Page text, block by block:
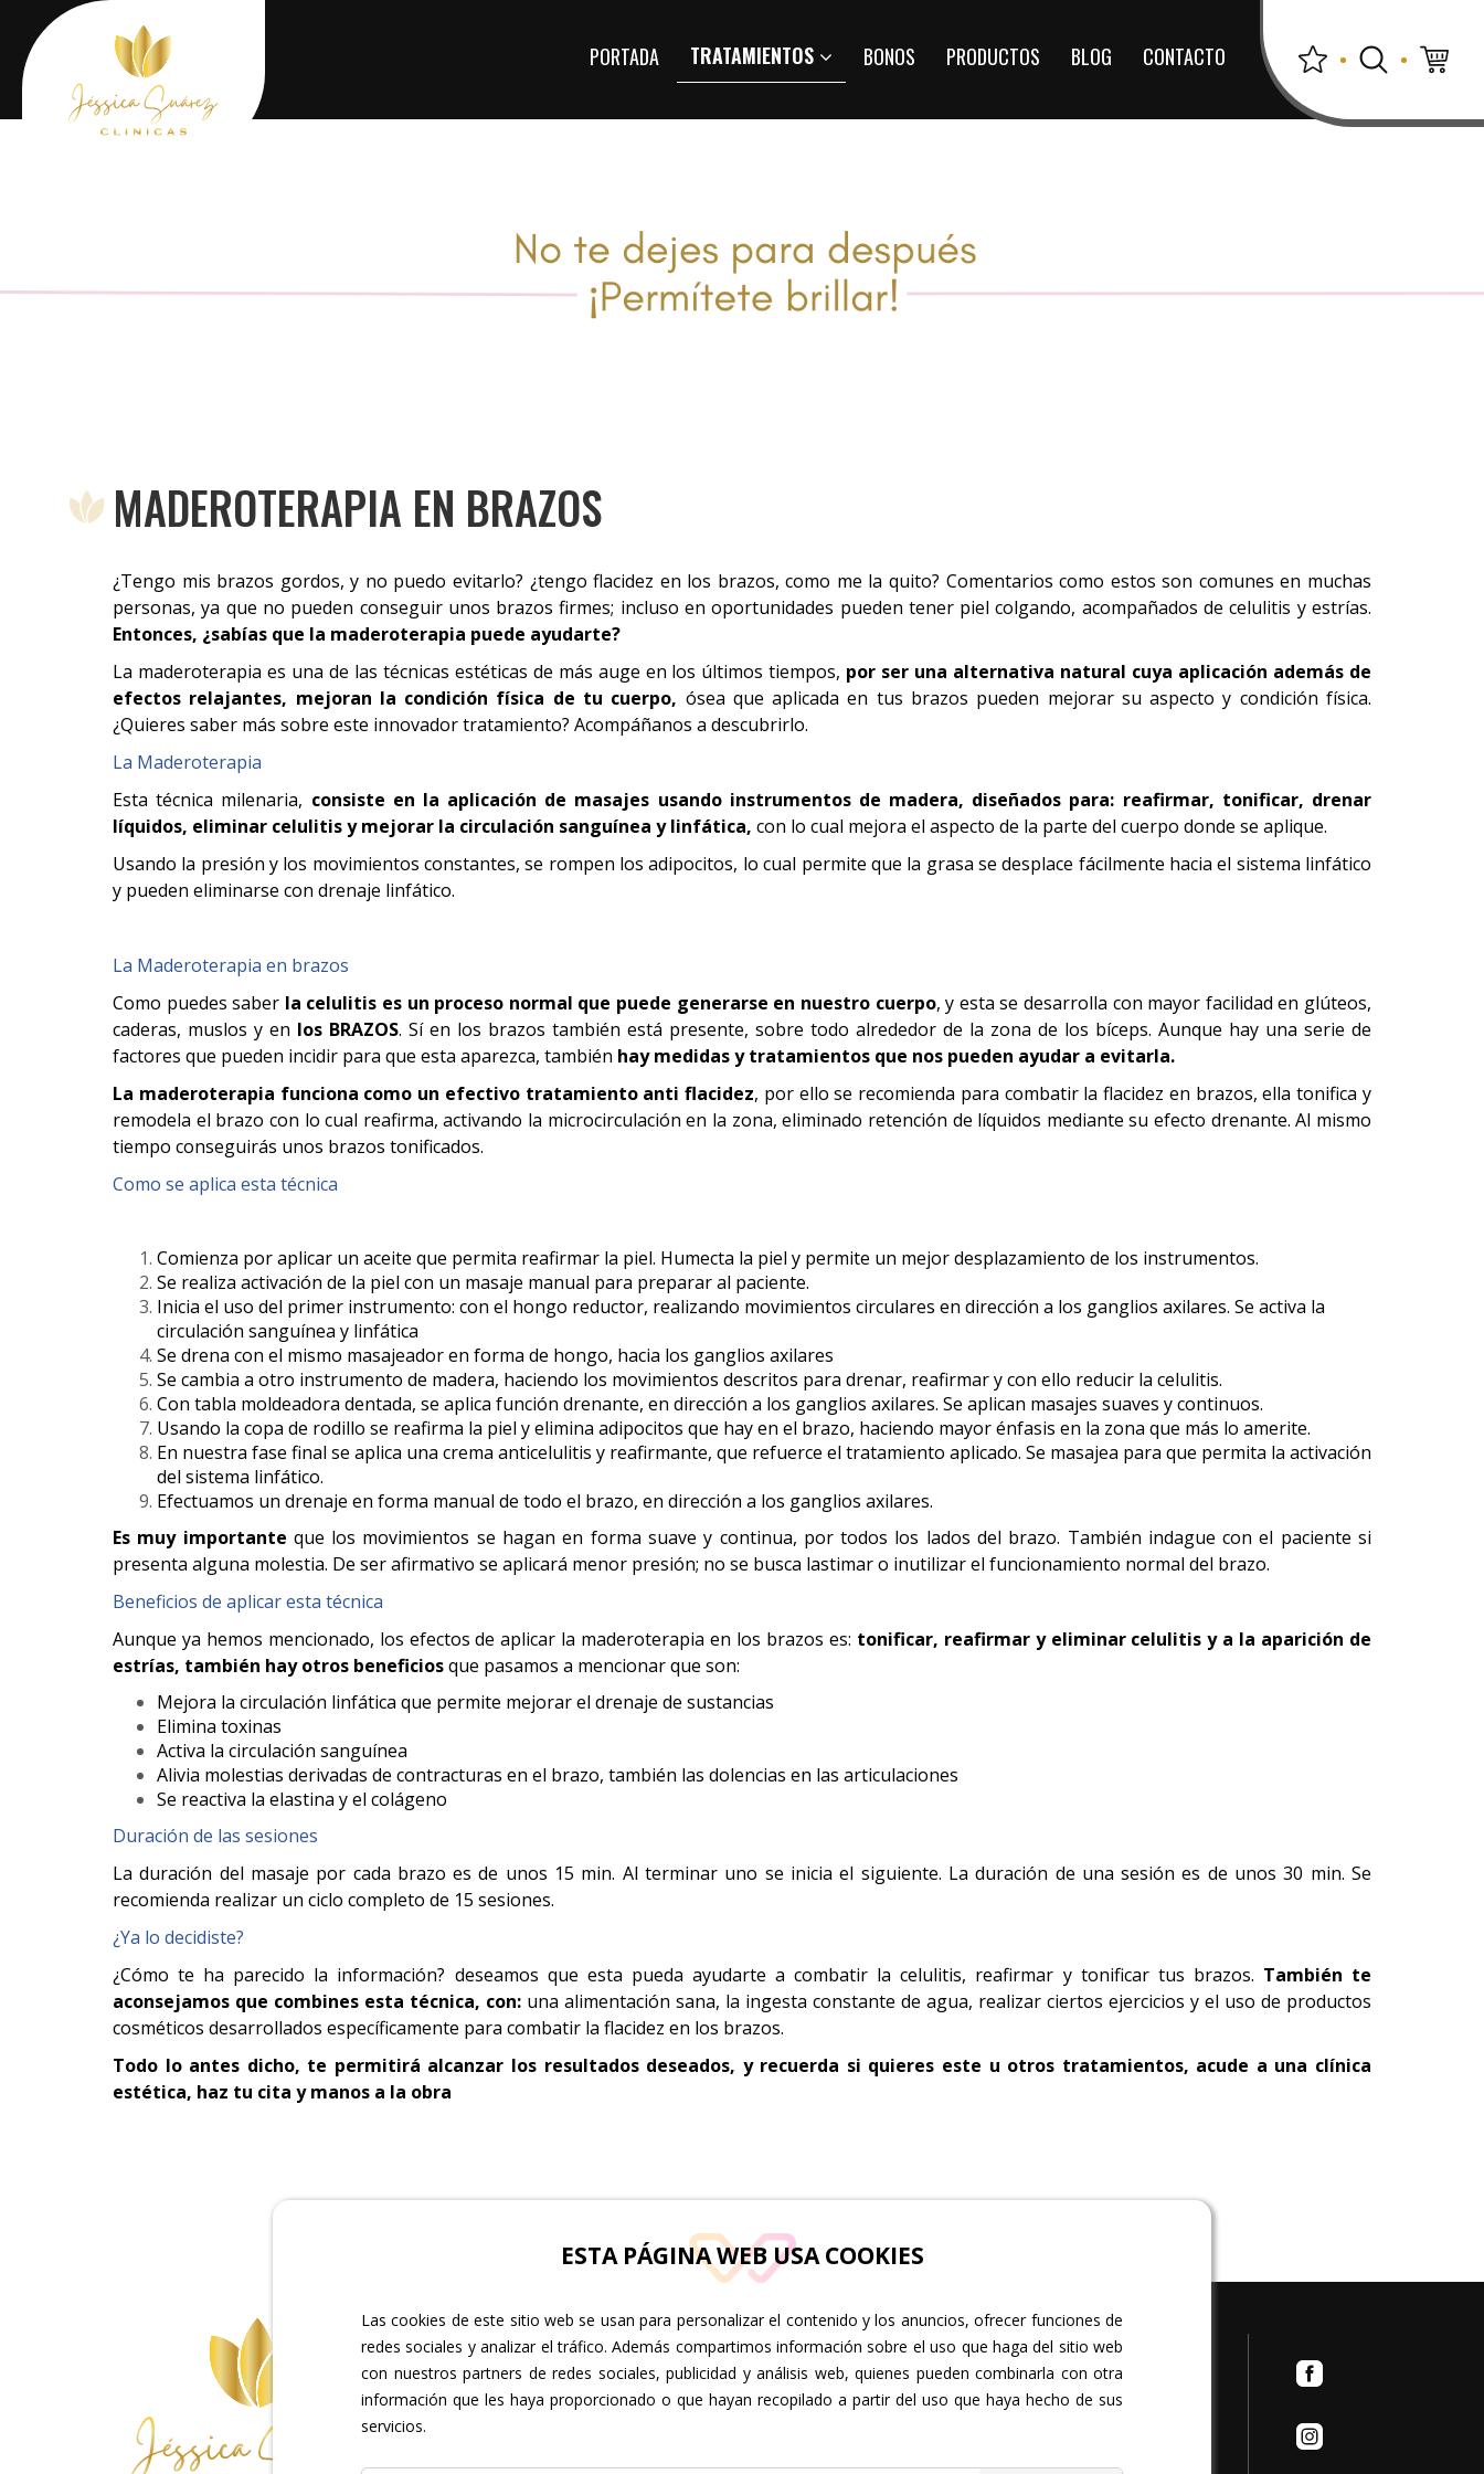
PORTADA TRATAMIENTOS BONOS PRODUCTOS BLOG CONTACTO
ESTA PÁGINA WEB USA COOKIES
Las cookies de este sitio web se usan para personalizar el contenido y los anuncios, ofrecer funciones de
redes sociales y analizar el tráfico. Además compartimos información sobre el uso que haga del sitio web
con nuestros partners de redes sociales, publicidad y análisis web, quienes pueden combinarla con otra
información que les haya proporcionado o que hayan recopilado a partir del uso que haya hecho de sus
servicios.
MADEROTERAPIA EN BRAZOS
¿Tengo mis brazos gordos, y no puedo evitarlo? ¿tengo flacidez en los brazos, como me la quito? Comentarios como estos son comunes en muchas
personas, ya que no pueden conseguir unos brazos firmes; incluso en oportunidades pueden tener piel colgando, acompañados de celulitis y estrías.
Entonces, ¿sabías que la maderoterapia puede ayudarte?
La maderoterapia es una de las técnicas estéticas de más auge en los últimos tiempos, por ser una alternativa natural cuya aplicación además de
efectos relajantes, mejoran la condición física de tu cuerpo, ósea que aplicada en tus brazos pueden mejorar su aspecto y condición física.
¿Quieres saber más sobre este innovador tratamiento? Acompáñanos a descubrirlo.
La Maderoterapia
Esta técnica milenaria, consiste en la aplicación de masajes usando instrumentos de madera, diseñados para: reafirmar, tonificar, drenar
líquidos, eliminar celulitis y mejorar la circulación sanguínea y linfática, con lo cual mejora el aspecto de la parte del cuerpo donde se aplique.
Usando la presión y los movimientos constantes, se rompen los adipocitos, lo cual permite que la grasa se desplace fácilmente hacia el sistema linfático
y pueden eliminarse con drenaje linfático.
La Maderoterapia en brazos
Como puedes saber la celulitis es un proceso normal que puede generarse en nuestro cuerpo, y esta se desarrolla con mayor facilidad en glúteos,
caderas, muslos y en los BRAZOS. Sí en los brazos también está presente, sobre todo alrededor de la zona de los bíceps. Aunque hay una serie de
factores que pueden incidir para que esta aparezca, también hay medidas y tratamientos que nos pueden ayudar a evitarla.
La maderoterapia funciona como un efectivo tratamiento anti flacidez, por ello se recomienda para combatir la flacidez en brazos, ella tonifica y
remodela el brazo con lo cual reafirma, activando la microcirculación en la zona, eliminado retención de líquidos mediante su efecto drenante. Al mismo
tiempo conseguirás unos brazos tonificados.
Como se aplica esta técnica
Comienza por aplicar un aceite que permita reafirmar la piel. Humecta la piel y permite un mejor desplazamiento de los instrumentos.
Se realiza activación de la piel con un masaje manual para preparar al paciente.
Inicia el uso del primer instrumento: con el hongo reductor, realizando movimientos circulares en dirección a los ganglios axilares. Se activa la
circulación sanguínea y linfática
Se drena con el mismo masajeador en forma de hongo, hacia los ganglios axilares
Se cambia a otro instrumento de madera, haciendo los movimientos descritos para drenar, reafirmar y con ello reducir la celulitis.
Con tabla moldeadora dentada, se aplica función drenante, en dirección a los ganglios axilares. Se aplican masajes suaves y continuos.
Usando la copa de rodillo se reafirma la piel y elimina adipocitos que hay en el brazo, haciendo mayor énfasis en la zona que más lo amerite.
En nuestra fase final se aplica una crema anticelulitis y reafirmante, que refuerce el tratamiento aplicado. Se masajea para que permita la activación
del sistema linfático.
Efectuamos un drenaje en forma manual de todo el brazo, en dirección a los ganglios axilares.
Es muy importante que los movimientos se hagan en forma suave y continua, por todos los lados del brazo. También indague con el paciente si
presenta alguna molestia. De ser afirmativo se aplicará menor presión; no se busca lastimar o inutilizar el funcionamiento normal del brazo.
Beneficios de aplicar esta técnica
Aunque ya hemos mencionado, los efectos de aplicar la maderoterapia en los brazos es: tonificar, reafirmar y eliminar celulitis y a la aparición de
estrías, también hay otros beneficiosque pasamos a mencionar que son:
Mejora la circulación linfática que permite mejorar el drenaje de sustancias
Elimina toxinas
Activa la circulación sanguínea
Alivia molestias derivadas de contracturas en el brazo, también las dolencias en las articulaciones
Se reactiva la elastina y el colágeno
Duración de las sesiones
La duración del masaje por cada brazo es de unos 15 min. Al terminar uno se inicia el siguiente. La duración de una sesión es de unos 30 min. Se
recomienda realizar un ciclo completo de 15 sesiones.
¿Ya lo decidiste?
¿Cómo te ha parecido la información? deseamos que esta pueda ayudarte a combatir la celulitis, reafirmar y tonificar tus brazos. También te
aconsejamos que combines esta técnica, con: una alimentación sana, la ingesta constante de agua, realizar ciertos ejercicios y el uso de productos
cosméticos desarrollados específicamente para combatir la flacidez en los brazos.
Todo lo antes dicho, te permitirá alcanzar los resultados deseados, y recuerda si quieres este u otros tratamientos, acude a una clínica
estética, haz tu cita y manos a la obra
C/ Isla de la Graciosa, 15 planta
baja. 35110. Vecindario
Lunes a viernes: 10:00 a 20:00
C/ Poeta Pedro Lezcano, local
11. 35400. Arucas. Las Palmas
Lunes a viernes: 11:00 a 19:00
TRATAMIENTOS